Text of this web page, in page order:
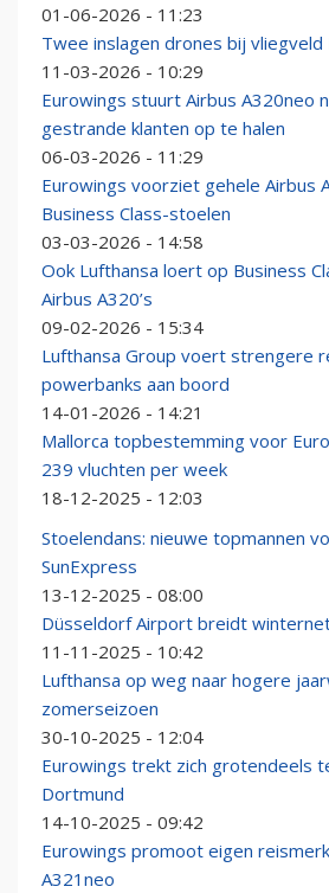
01-06-2026 - 11:23
Twee inslagen drones bij vliegveld
11-03-2026 - 10:29
Eurowings stuurt Airbus A320neo
gestrande klanten op te halen
06-03-2026 - 11:29
Eurowings voorziet gehele Airbus
Business Class-stoelen
03-03-2026 - 14:58
Ook Lufthansa loert op Business
Airbus A320’s
09-02-2026 - 15:34
Lufthansa Group voert strengere
powerbanks aan boord
14-01-2026 - 14:21
Mallorca topbestemming voor
239 vluchten per week
18-12-2025 - 12:03
Stoelendans: nieuwe topmannen
SunExpress
13-12-2025 - 08:00
Düsseldorf Airport breidt
11-11-2025 - 10:42
Lufthansa op weg naar hogere
zomerseizoen
30-10-2025 - 12:04
Eurowings trekt zich grotendeels
Dortmund
14-10-2025 - 09:42
Eurowings promoot eigen
A321neo